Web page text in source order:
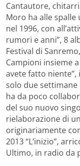
Cantautore,
Moro ha alle
nel 1996, con
rumori e anni”, 8
Festival di
Campioni insieme
avete fatto
solo due settimane
ha da poco
del suo nuovo
rielaborazione di
originariamente
2013 “L’inizio”,
Ultimo, in radio da